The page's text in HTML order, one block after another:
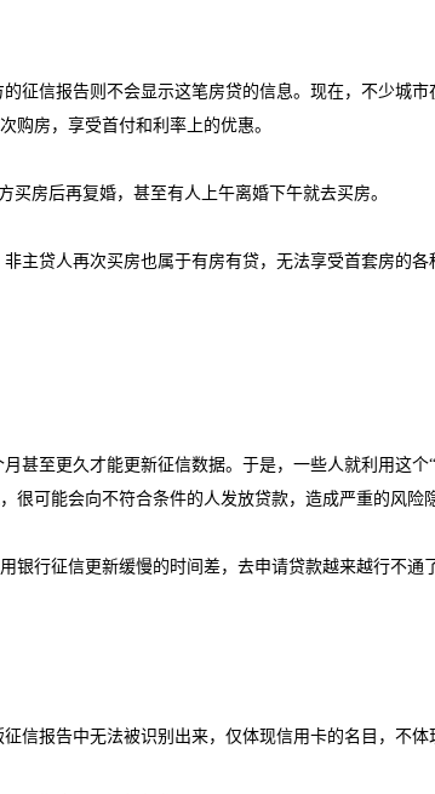
征信报告则不会显示这笔房贷的信息。现在，不少城
购房，享受首付和利率上的优惠。
买房后再复婚，甚至有人上午离婚下午就去买房。
非主贷人再次买房也属于有房有贷，无法享受首套房的
甚至更久才能更新征信数据。于是，一些人就利用这
可能会向不符合条件的人发放贷款，造成严重的风险
银行征信更新缓慢的时间差，去申请贷款越来越行不通
信报告中无法被识别出来，仅体现信用卡的名目，不体